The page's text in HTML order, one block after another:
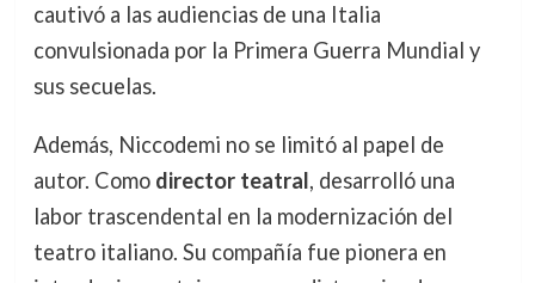
cautivó a las audiencias de una Italia
convulsionada por la Primera Guerra Mundial y
sus secuelas.
Además, Niccodemi no se limitó al papel de
autor. Como director teatral, desarrolló una
labor trascendental en la modernización del
teatro italiano. Su compañía fue pionera en